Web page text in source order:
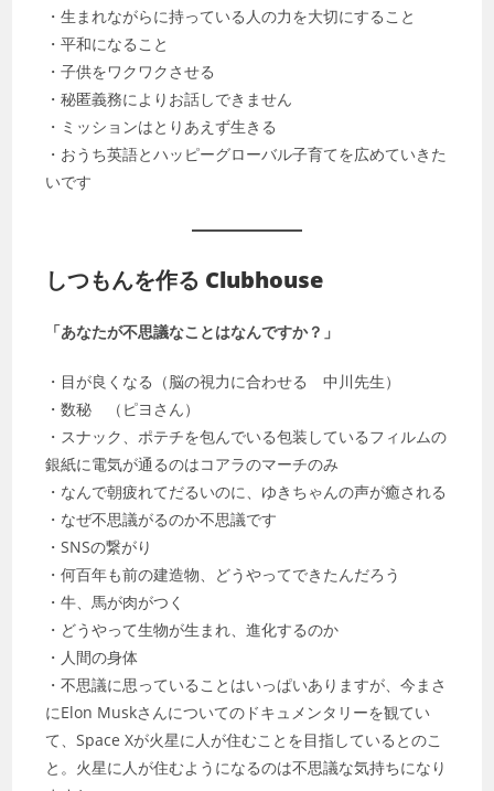
・生まれながらに持っている人の力を大切にすること
・平和になること
・子供をワクワクさせる
・秘匿義務によりお話しできません
・ミッションはとりあえず生きる
・おうち英語とハッピーグローバル子育てを広めていきた
いです
しつもんを作る Clubhouse
「あなたが不思議なことはなんですか？」
・目が良くなる（脳の視力に合わせる 中川先生）
・数秘 （ピヨさん）
・スナック、ポテチを包んでいる包装しているフィルムの
銀紙に電気が通るのはコアラのマーチのみ
・なんで朝疲れてだるいのに、ゆきちゃんの声が癒される
・なぜ不思議がるのか不思議です
・SNSの繋がり
・何百年も前の建造物、どうやってできたんだろう
・牛、馬が肉がつく
・どうやって生物が生まれ、進化するのか
・人間の身体
・不思議に思っていることはいっぱいありますが、今まさ
にElon Muskさんについてのドキュメンタリーを観てい
て、Space Xが火星に人が住むことを目指しているとのこ
と。火星に人が住むようになるのは不思議な気持ちになり